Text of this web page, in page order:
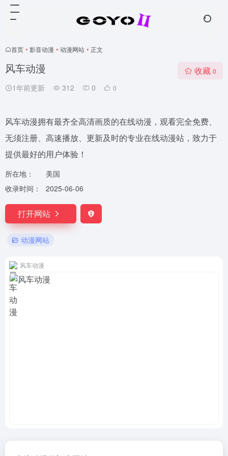
首页 • 影音动漫 • 动漫网站 • 正文
风车动漫
1年前更新 312 0 0
收藏 0
风车动漫拥有最齐全高清画质的在线动漫，观看完全免费、
无须注册、高速播放、更新及时的专业在线动漫站，致力于
提供最好的用户体验！
所在地：
美国
收录时间：
2025-06-06
打开网站
动漫网站
风车动漫